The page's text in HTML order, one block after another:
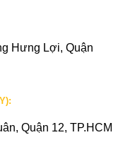
Hưng Lợi, Quận
Quận 12, TP.HCM